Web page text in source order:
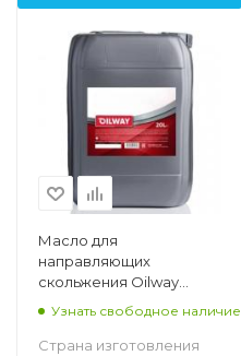
Масло для
направляющих
скольжения Oilway
Sintez MNS 220, 20л
Узнать свободное наличие
Страна изготовления